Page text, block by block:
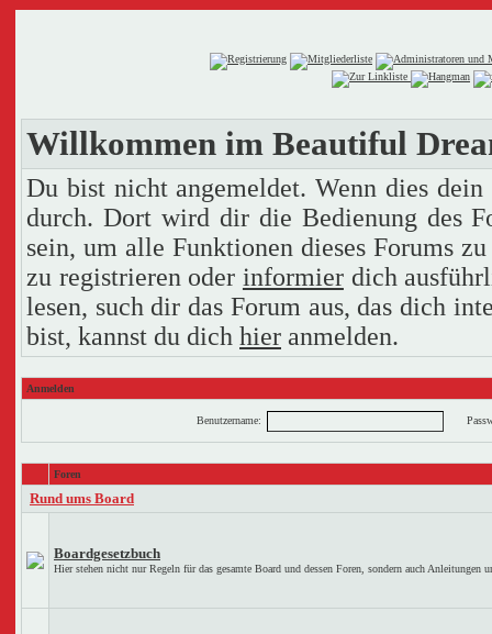
Willkommen im Beautiful
Du bist nicht angemeldet. Wenn dies
durch. Dort wird dir die Bedienung des
sein, um alle Funktionen dieses Forums
zu registrieren oder informierdich
lesen, such dir das Forum aus, das dich
bist, kannst du dich hier anmelden.
Anmelden
Benutzername:
Foren
Rund ums Board
Boardgesetzbuch
Hier stehen nicht nur Regeln für das gesamte Board und dessen Foren, sondern auch Anleitungen